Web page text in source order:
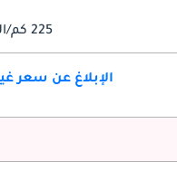
225 كم/الساعة
الإبلاغ عن سعر